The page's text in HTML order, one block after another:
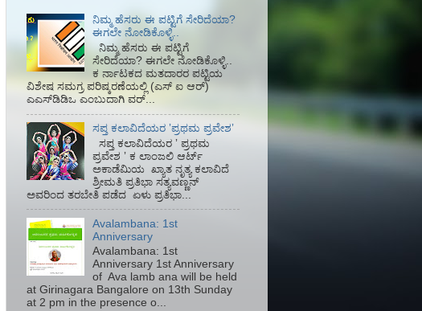
ನಿಮ್ಮ ಹೆಸರು ಈ ಪಟ್ಟಿಗೆ ಸೇರಿದೆಯಾ?
ಈಗಲೇ ನೋಡಿಕೊಳ್ಳಿ..
ನಿಮ್ಮ ಹೆಸರು ಈ ಪಟ್ಟಿಗೆ
ಸೇರಿದೆಯಾ? ಈಗಲೇ ನೋಡಿಕೊಳ್ಳಿ..
ಕ ರ್ನಾಟಕದ ಮತದಾರರ ಪಟ್ಟಿಯ
ವಿಶೇಷ ಸಮಗ್ರ ಪರಿಷ್ಕರಣೆಯಲ್ಲಿ (ಎಸ್‌ ಐ ಆರ್)‌
ಎಎಸ್‌ಡಿಡಿಒ ಎಂಬುದಾಗಿ ವರ್...
ಸಪ್ತ ಕಲಾವಿದೆಯರ ʼಪ್ರಥಮ ಪ್ರವೇಶʼ
ಸಪ್ತ ಕಲಾವಿದೆಯರ ʼ ಪ್ರಥಮ
ಪ್ರವೇಶ ʼ ಕ ಲಾಂಜಲಿ ಆರ್ಟ್
ಅಕಾಡೆಮಿಯ‌ ಖ್ಯಾತ ನೃತ್ಯ ಕಲಾವಿದೆ
ಶ್ರೀಮತಿ ಪ್ರತಿಭಾ ಸತ್ಯವಣ್ಣನ್
ಅವರಿಂದ ತರಬೇತಿ ಪಡೆದ ಏಳು ಪ್ರತಿಭಾ...
Avalambana: 1st
Anniversary
Avalambana: 1st
Anniversary 1st Anniversary
of Ava lamb ana will be held
at Girinagara Bangalore on 13th Sunday
at 2 pm in the presence o...